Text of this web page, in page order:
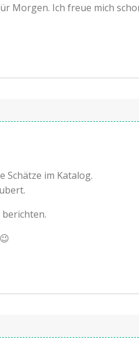
Morgen. Ich freue mich
Schätze im Katalog.